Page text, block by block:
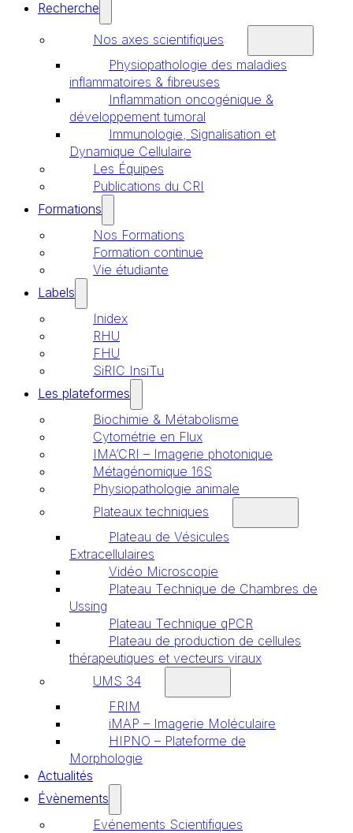
Recherche
Nos axes scientifiques
Physiopathologie des maladies
inflammatoires & fibreuses
Inflammation oncogénique &
développement tumoral
Immunologie, Signalisation et
Dynamique Cellulaire
Les Équipes
Publications du CRI
Formations
Nos Formations
Formation continue
Vie étudiante
Labels
Inidex
RHU
FHU
SiRIC InsiTu
Les plateformes
Biochimie & Métabolisme
Cytométrie en Flux
IMA’CRI – Imagerie photonique
Métagénomique 16S
Physiopathologie animale
Plateaux techniques
Plateau de Vésicules
Extracellulaires
Vidéo Microscopie
Plateau Technique de Chambres de
Ussing
Plateau Technique qPCR
Plateau de production de cellules
thérapeutiques et vecteurs viraux
UMS 34
FRIM
iMAP – Imagerie Moléculaire
HIPNO – Plateforme de
Morphologie
Actualités
Évènements
Evénements Scientifiques